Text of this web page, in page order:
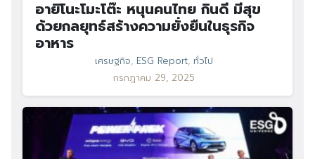
อายิโนะโมะโต๊ะ หนุนคนไทย กินดี มีสุข
ด้วยกลยุทธ์สร้างความยั่งยืนในธุรกิจ
อาหาร
เศรษฐกิจ, ESG Report, ทั่วไป
กรกฎาคม 29, 2025